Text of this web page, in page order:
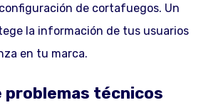
de cortafuegos. Un
la información de tus usuarios
en tu marca.
problemas técnicos